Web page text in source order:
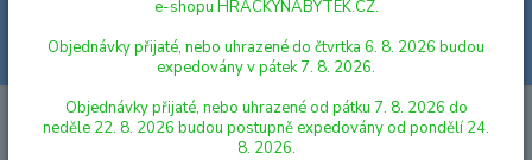
Hledat
AUTA, LODĚ, LETADLA SIKU
Mikro Trading Čajový set v košíku
4 barvy v síťce
e-shopu HRACKYNABYTEK.CZ.
Objednávky přijaté, nebo uhrazené do čtvrtka 6. 8. 2026 budou
expedovány v pátek 7. 8. 2026.
Objednávky přijaté, nebo uhrazené od pátku 7. 8. 2026 do
neděle 22. 8. 2026 budou postupně expedovány od pondělí 24.
8. 2026.